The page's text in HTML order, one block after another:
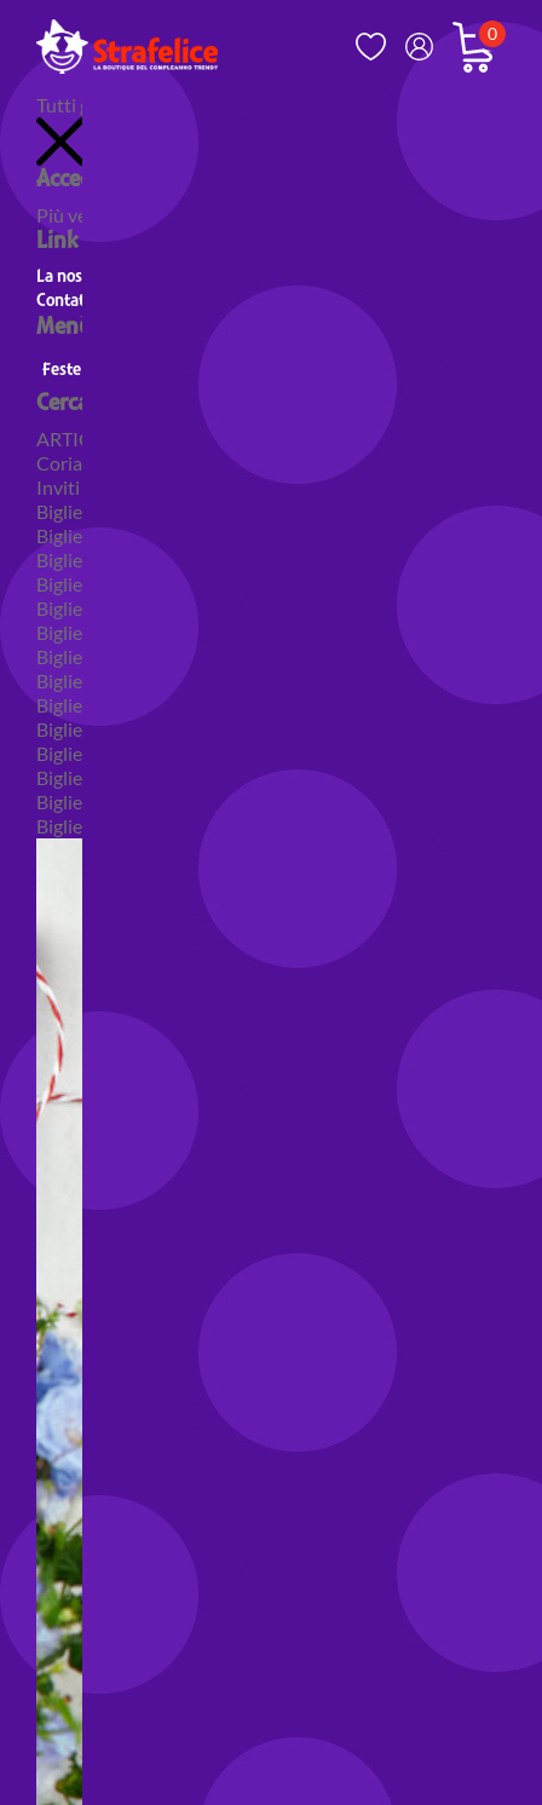
0
Tutti gli articoli
Accedi al tuo account
Più venduti Nuovi prodotti
Link utili
La nostra storia
Contatti
Menù principale
Feste a Tema Feste a tema Colori
Cerca per categoria
ARTICOLI PER FESTE
Coriandoli e sparacoriandoli
Inviti
Biglietti di auguri
Biglietti auguri pensione
Biglietti auguri compleanno
Biglietti auguri amore
Biglietti auguri nascita
Biglietti auguri primo compleanno
Biglietti auguri battesimo
Biglietti auguri per prima comunione
Biglietti auguri cresima
Biglietti auguri matrimonio
Biglietti auguri anniversario matrimonio
Biglietti auguri Natale
Biglietti auguri laurea
Biglietti auguri generici